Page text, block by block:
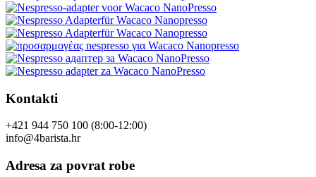
Kontakti
+421 944 750 100 (8:00-12:00)
info@4barista.hr
Adresa za povrat robe